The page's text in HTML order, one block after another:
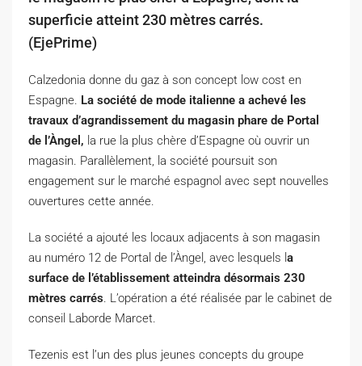
superficie atteint 230 mètres carrés.
(EjePrime)
Calzedonia donne du gaz à son concept low cost en
Espagne. La société de mode italienne a achevé les
travaux d’agrandissement du magasin phare de Portal
de l’Àngel, la rue la plus chère d’Espagne où ouvrir un
magasin. Parallèlement, la société poursuit son
engagement sur le marché espagnol avec sept nouvelles
ouvertures cette année.
La société a ajouté les locaux adjacents à son magasin
au numéro 12 de Portal de l’Àngel, avec lesquels l a
surface de l’établissement atteindra désormais 230
mètres carrés . L’opération a été réalisée par le cabinet de
conseil Laborde Marcet.
Tezenis est l’un des plus jeunes concepts du groupe